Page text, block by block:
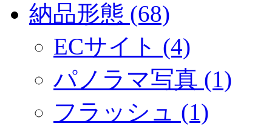
納品形態 (68)
ECサイト (4)
パノラマ写真 (1)
フラッシュ (1)